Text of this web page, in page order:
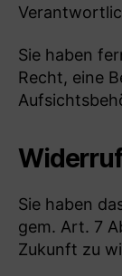
Sie haben
Recht, eine
Sie haben
gem. Art. 7
Zukunft zu